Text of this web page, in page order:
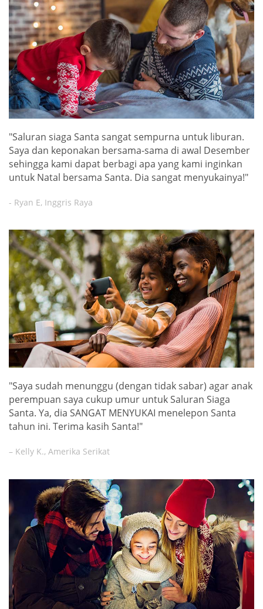
"Saluran siaga Santa sangat sempurna untuk liburan.
Saya dan keponakan bersama-sama di awal Desember
sehingga kami dapat berbagi apa yang kami inginkan
untuk Natal bersama Santa. Dia sangat menyukainya!"
- Ryan E, Inggris Raya
"Saya sudah menunggu (dengan tidak sabar) agar anak
perempuan saya cukup umur untuk Saluran Siaga
Santa. Ya, dia SANGAT MENYUKAI menelepon Santa
tahun ini. Terima kasih Santa!"
– Kelly K., Amerika Serikat